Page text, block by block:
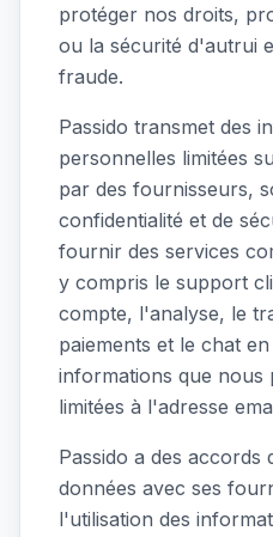
protéger nos droits,
ou la sécurité d'autrui
fraude.
Passido transmet des
personnelles limitées
par des fournisseurs,
confidentialité et de
fournir des services
y compris le support
compte, l'analyse, le
paiements et le chat
informations que nous
limitées à l'adresse
Passido a des accords
données avec ses
l'utilisation des